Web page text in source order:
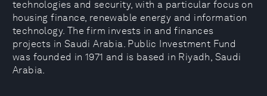
technologies and security, with a particular focus on
housing finance, renewable energy and information
technology. The firm invests in and finances
projects in Saudi Arabia. Public Investment Fund
was founded in 1971 and is based in Riyadh, Saudi
Arabia.